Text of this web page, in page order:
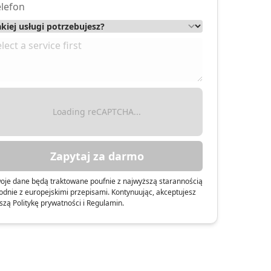
Sieradzka
Loading reCAPTCHA...
Zapytaj za darmo
dane będą traktowane poufnie z najwyższą starannością
z europejskimi przepisami. Kontynuując, akceptujesz
Politykę prywatności i Regulamin.